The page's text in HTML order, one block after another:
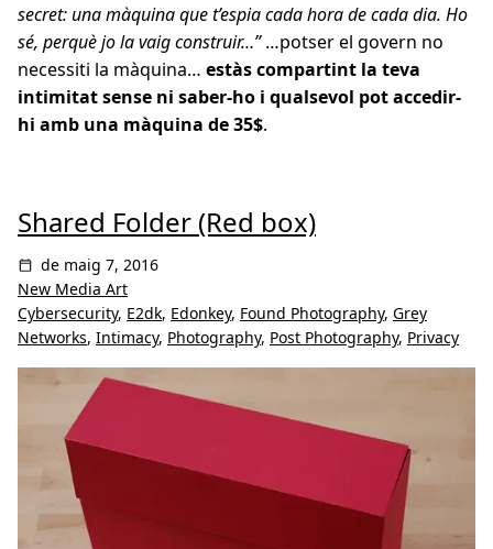
secret: una màquina que t’espia cada hora de cada dia. Ho
sé, perquè jo la vaig construir…”…potser el govern no
necessiti la màquina… estàs compartint la teva
intimitat sense ni saber-ho i qualsevol pot accedir-
hi amb una màquina de 35$.
Shared Folder (Red box)
de maig 7, 2016
New Media Art
Cybersecurity, E2dk, Edonkey, Found Photography, Grey
Networks, Intimacy, Photography, Post Photography, Privacy